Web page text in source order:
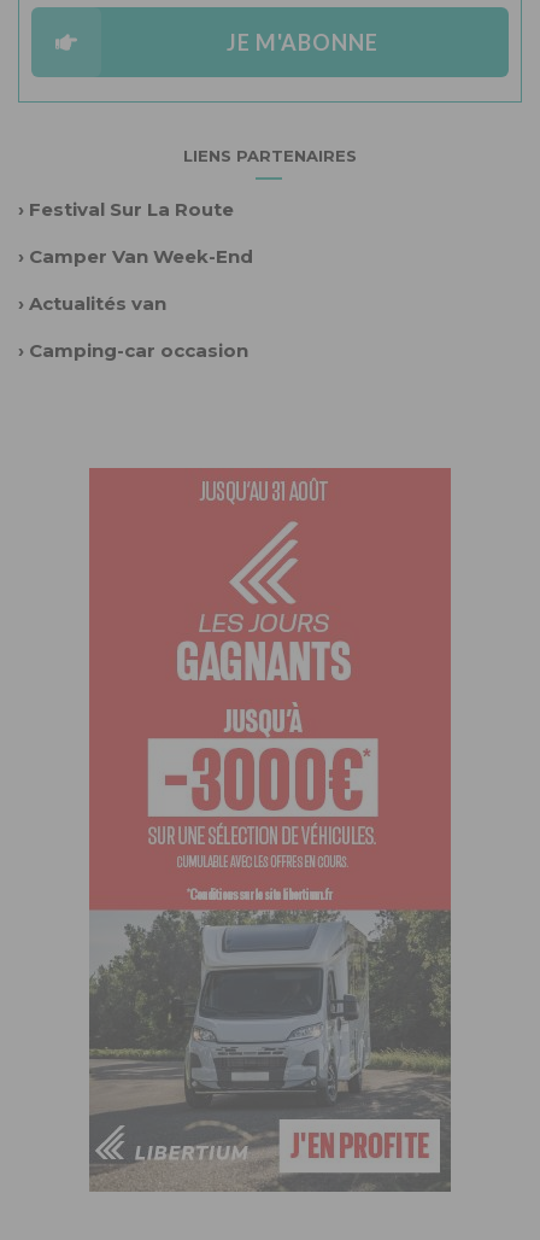
JE M'ABONNE
LIENS PARTENAIRES
› Festival Sur La Route
› Camper Van Week-End
› Actualités van
› Camping-car occasion